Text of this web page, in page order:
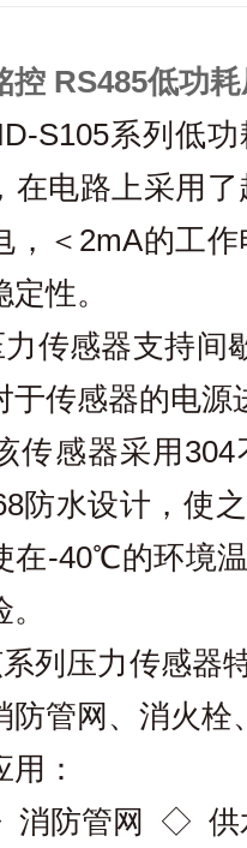
控 RS485低功
S105系列低
在电路上采用
＜ 2mA的工作
定性。
感器支持间
于传感器的电源
感器采用 304
8防水设计，使
在-40℃的环境
。
压力传感器特
防管网、消火栓
用：
防管网 ◇ 供